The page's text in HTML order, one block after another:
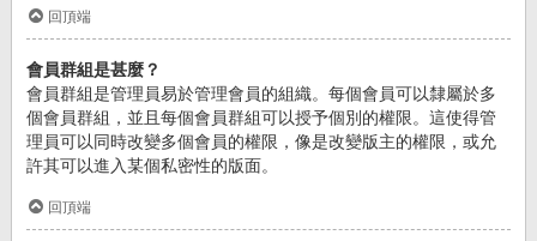
回頂端
會員群組是甚麼？
會員群組是管理員易於管理會員的組織。每個會員可以隸屬於多
個會員群組，並且每個會員群組可以授予個別的權限。這使得管
理員可以同時改變多個會員的權限，像是改變版主的權限，或允
許其可以進入某個私密性的版面。
回頂端